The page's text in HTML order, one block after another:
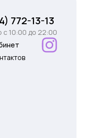
772-13-13
c 10:00 до 22:00